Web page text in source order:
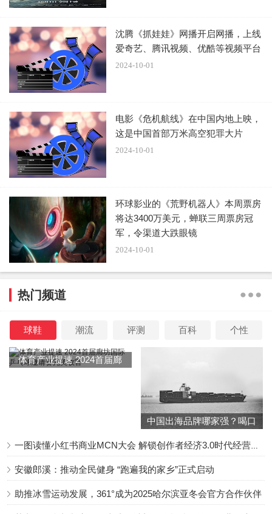
然而，由于工作的特殊性，他们往往只能是“幕后英雄”。也
正因为如此，在和平年代，他们才是最值得我们尊敬的人之
一。
毒贩无疑是一群亡命之徒。
曹任凡的一时冲动和鲁莽，带来的直接后果就是同事战友死
在了自己的面前。
为摧毁陈家浩领导的贩毒集团，冯云卧底四年，终于取得了
陈家浩的信任。当然，这只是相对的信心。陈家浩多年来一
直是贩毒集团的头目，嫌疑已经刻在骨子里了。
在一次与犯罪集团的交易中，当冯云即将获取重要证据时，
急于为受害同僚报仇的曹任凡闯了进来。
冯云打算拉拢曹任凡，让他挟持他去见陈家浩，以帮陈家浩
沈腾《抓娃娃》网播开启网播，上线
爱奇艺、腾讯视频、优酷等视频平台
2024-10-01
电影《危机航线》在中国内地上映，
这是中国首部万米高空犯罪大片
2024-10-01
环球影业的《荒野机器人》本周票房
将达3400万美元，蝉联三周票房冠
军，令渠道大跌眼镜
2024-10-01
热门频道
球鞋 潮流 评测 百科 个性
体育产业提速 2024首届廊
中国出海品牌哪家强？喝口
安徽郎溪：推动全民健身 “跑遍我的家乡”正式启动
助推冰雪运动发展，361°成为2025哈尔滨亚冬会官方合作伙伴